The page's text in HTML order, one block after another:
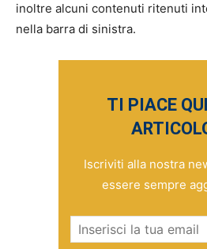
inoltre alcuni contenuti ritenuti
nella barra di sinistra.
TI PIACE
Iscriviti alla nostra
essere sempre